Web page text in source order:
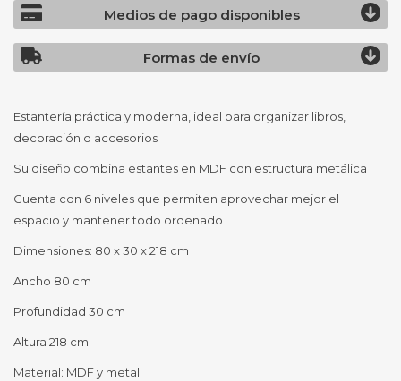
Medios de pago disponibles
Formas de envío
Estantería práctica y moderna, ideal para organizar libros,
decoración o accesorios
Su diseño combina estantes en MDF con estructura metálica
Cuenta con 6 niveles que permiten aprovechar mejor el
espacio y mantener todo ordenado
Dimensiones: 80 x 30 x 218 cm
Ancho 80 cm
Profundidad 30 cm
Altura 218 cm
Material: MDF y metal